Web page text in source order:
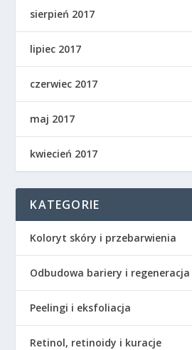
sierpień 2017
lipiec 2017
czerwiec 2017
maj 2017
kwiecień 2017
KATEGORIE
Koloryt skóry i przebarwienia
Odbudowa bariery i regeneracja
Peelingi i eksfoliacja
Retinol, retinoidy i kuracje